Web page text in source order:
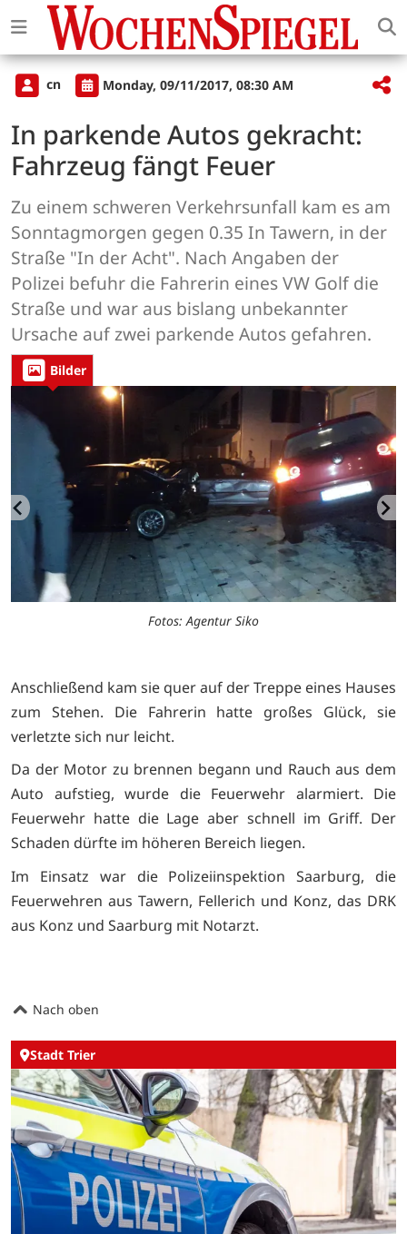
cn Monday, 09/11/2017, 08:30 AM
In parkende Autos gekracht:
Fahrzeug fängt Feuer
Zu einem schweren Verkehrsunfall kam es am
Sonntagmorgen gegen 0.35 In Tawern, in der
Straße "In der Acht". Nach Angaben der
Polizei befuhr die Fahrerin eines VW Golf die
Straße und war aus bislang unbekannter
Ursache auf zwei parkende Autos gefahren.
Bilder
Fotos: Agentur Siko
Anschließend kam sie quer auf der Treppe eines Hauses
zum Stehen. Die Fahrerin hatte großes Glück, sie
verletzte sich nur leicht.
Da der Motor zu brennen begann und Rauch aus dem
Auto aufstieg, wurde die Feuerwehr alarmiert. Die
Feuerwehr hatte die Lage aber schnell im Griff. Der
Schaden dürfte im höheren Bereich liegen.
Im Einsatz war die Polizeiinspektion Saarburg, die
Feuerwehren aus Tawern, Fellerich und Konz, das DRK
aus Konz und Saarburg mit Notarzt.
Nach oben
Stadt Trier